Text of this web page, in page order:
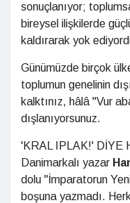
sonuçlanıyor;
bireysel ilişkilerde
kaldırarak yok
Günümüzde birçok
toplumun genelinin
kalktınız, hâlâ "Vur
dışlanıyorsunuz.
'KRAL IPLAK!' DİYE
Danimarkalı yazar
dolu "İmparatorun
boşuna yazmadı.